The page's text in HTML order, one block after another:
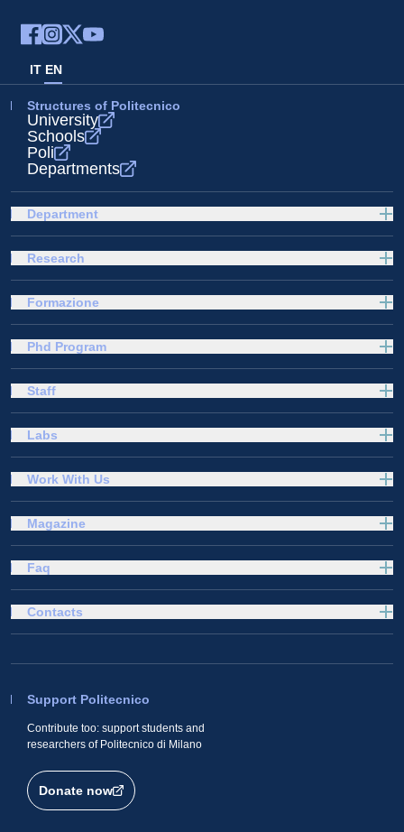
IT EN
Structures of Politecnico
University
Schools
Poli
Departments
Department
Research
Formazione
Phd Program
Staff
Labs
Work With Us
Magazine
Faq
Support Politecnico
Contribute too: support students and
researchers of Politecnico di Milano
Donate now
Contacts